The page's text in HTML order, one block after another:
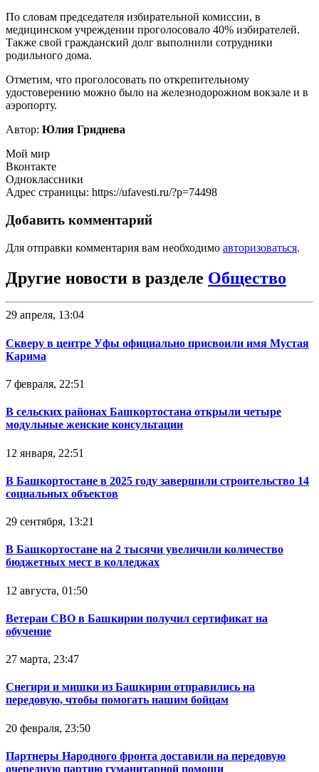
По словам председателя избирательной комиссии, в
медицинском учреждении проголосовало 40% избирателей.
Также свой гражданский долг выполнили сотрудники
родильного дома.
Отметим, что проголосовать по открепительному
удостоверению можно было на железнодорожном вокзале и в
аэропорту.
Автор: Юлия Гриднева
Мой мир
Вконтакте
Одноклассники
Адрес страницы: https://ufavesti.ru/?p=74498
Добавить комментарий
Для отправки комментария вам необходимо авторизоваться.
Другие новости в разделе Общество
29 апреля, 13:04
Скверу в центре Уфы официально присвоили имя Мустая
Карима
7 февраля, 22:51
В сельских районах Башкортостана открыли четыре
модульные женские консультации
12 января, 22:51
В Башкортостане в 2025 году завершили строительство 14
социальных объектов
29 сентября, 13:21
В Башкортостане на 2 тысячи увеличили количество
бюджетных мест в колледжах
12 августа, 01:50
Ветеран СВО в Башкирии получил сертификат на
обучение
27 марта, 23:47
Снегири и мишки из Башкирии отправились на
передовую, чтобы помогать нашим бойцам
20 февраля, 23:50
Партнеры Народного фронта доставили на передовую
очередную партию гуманитарной помощи